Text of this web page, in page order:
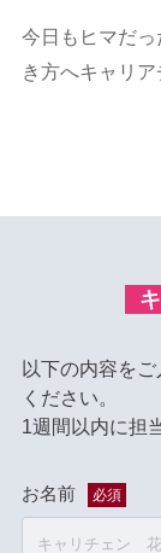
今日もヒマだ
き方へキャリア
以下の内容を
ください。
1週間以内に担
お名前 必須